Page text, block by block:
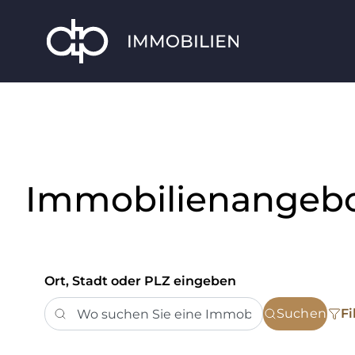
Ort, Stadt oder PLZ eingeben
Suchen